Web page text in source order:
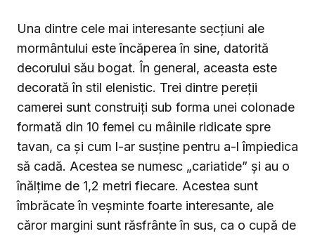
Una dintre cele mai interesante secțiuni ale
mormântului este încăperea în sine, datorită
decorului său bogat. În general, aceasta este
decorată în stil elenistic. Trei dintre pereții
camerei sunt construiți sub forma unei colonade
formată din 10 femei cu mâinile ridicate spre
tavan, ca și cum l-ar susține pentru a-l împiedica
să cadă. Acestea se numesc „cariatide” și au o
înălțime de 1,2 metri fiecare. Acestea sunt
îmbrăcate în veșminte foarte interesante, ale
căror margini sunt răsfrânte în sus, ca o cupă de